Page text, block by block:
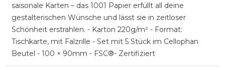
saisonale Karten – das 1001 Papier erfüllt all deine
gestalterischen Wünsche und lässt sie in zeitloser
Schönheit erstrahlen. - Karton 220g/m² - Format:
Tischkarte, mit Falzrille - Set mit 5 Stück im Cellophan
Beutel - 100 × 90mm - FSC®- Zertifiziert